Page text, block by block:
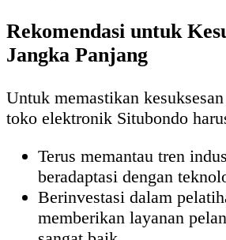
Rekomendasi untuk
Jangka Panjang
Untuk memastikan
toko elektronik Situbondo
Terus memantau tren
beradaptasi dengan
Berinvestasi dalam
memberikan layanan